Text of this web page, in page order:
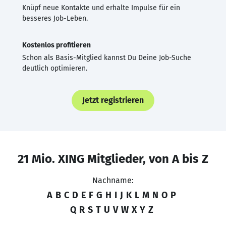
Knüpf neue Kontakte und erhalte Impulse für ein
besseres Job-Leben.
Kostenlos profitieren
Schon als Basis-Mitglied kannst Du Deine Job-Suche
deutlich optimieren.
Jetzt registrieren
21 Mio. XING Mitglieder, von A bis Z
Nachname:
A B C D E F G H I J K L M N O P
Q R S T U V W X Y Z